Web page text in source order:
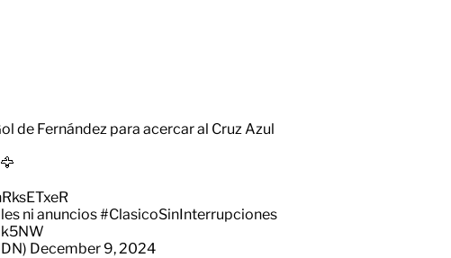
de Fernández para acercar al Cruz Azul
ni anuncios#ClasicoSinInterrupciones
December 9, 2024